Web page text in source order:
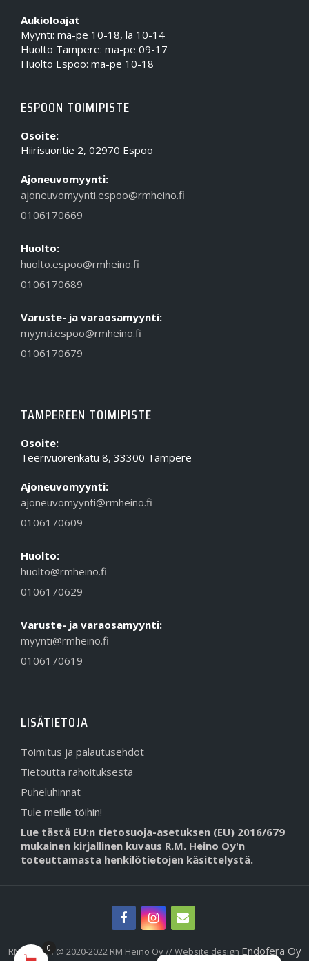
Aukioloajat
Myynti: ma-pe 10-18, la 10-14
Huolto Tampere: ma-pe 09-17
Huolto Espoo: ma-pe 10-18
ESPOON TOIMIPISTE
Osoite:
Hiirisuontie 2, 02970 Espoo
Ajoneuvomyynti:
ajoneuvomyynti.espoo@rmheino.fi
0106170669
Huolto:
huolto.espoo@rmheino.fi
0106170689
Varuste- ja varaosamyynti:
myynti.espoo@rmheino.fi
0106170679
TAMPEREEN TOIMIPISTE
Osoite:
Teerivuorenkatu 8, 33300 Tampere
Ajoneuvomyynti:
ajoneuvomyynti@rmheino.fi
0106170609
Huolto:
huolto@rmheino.fi
0106170629
Varuste- ja varaosamyynti:
myynti@rmheino.fi
0106170619
LISÄTIETOJA
Toimitus ja palautusehdot
Tietoutta rahoituksesta
Puheluhinnat
Tule meille töihin!
Lue tästä EU:n tietosuoja-asetuksen (EU) 2016/679
mukainen kirjallinen kuvaus R.M. Heino Oy'n
toteuttamasta henkilötietojen käsittelystä.
RMHeino.fi @ 2020-2022 RM Heino Oy // Website design Endofera Oy
0